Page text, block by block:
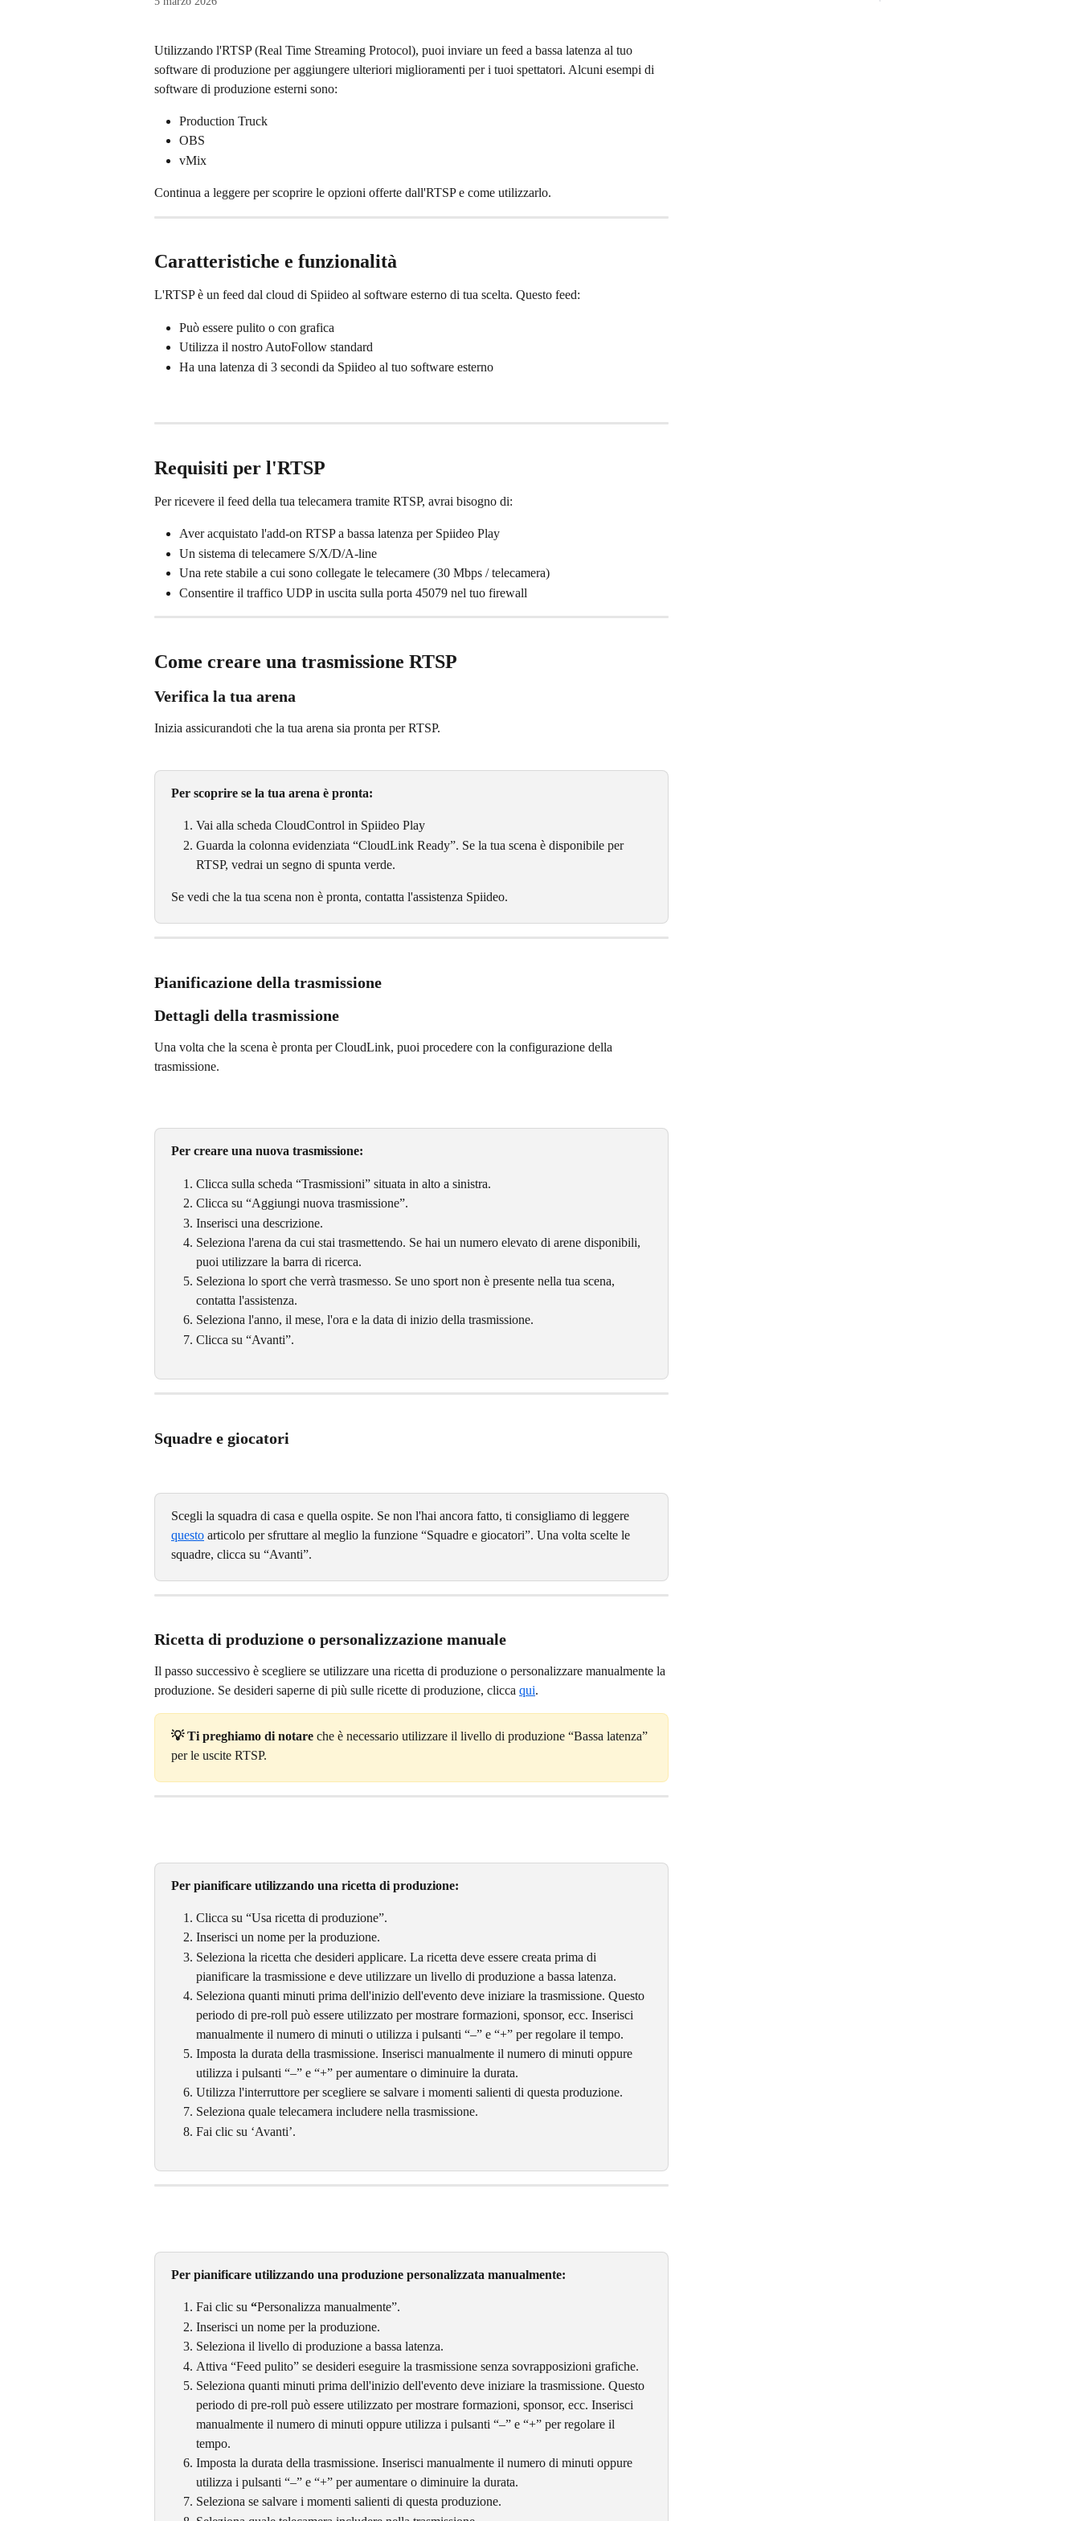
Utilizzando l'RTSP (Real Time Streaming Protocol), puoi inviare un feed a bassa latenza al tuo
software di produzione per aggiungere ulteriori miglioramenti per i tuoi spettatori. Alcuni esempi di
software di produzione esterni sono:
Production Truck
OBS
vMix
Continua a leggere per scoprire le opzioni offerte dall'RTSP e come utilizzarlo.
Caratteristiche e funzionalità
L'RTSP è un feed dal cloud di Spiideo al software esterno di tua scelta. Questo feed:
Può essere pulito o con grafica
Utilizza il nostro AutoFollow standard
Ha una latenza di 3 secondi da Spiideo al tuo software esterno
Requisiti per l'RTSP
Per ricevere il feed della tua telecamera tramite RTSP, avrai bisogno di:
Aver acquistato l'add-on RTSP a bassa latenza per Spiideo Play
Un sistema di telecamere S/X/D/A-line
Una rete stabile a cui sono collegate le telecamere (30 Mbps / telecamera)
Consentire il traffico UDP in uscita sulla porta 45079 nel tuo firewall
Come creare una trasmissione RTSP
Verifica la tua arena
Inizia assicurandoti che la tua arena sia pronta per RTSP.
Per scoprire se la tua arena è pronta:
Vai alla scheda CloudControl in Spiideo Play
Guarda la colonna evidenziata “CloudLink Ready”. Se la tua scena è disponibile per
RTSP, vedrai un segno di spunta verde.
Se vedi che la tua scena non è pronta, contatta l'assistenza Spiideo.
Pianificazione della trasmissione
Dettagli della trasmissione
Una volta che la scena è pronta per CloudLink, puoi procedere con la configurazione della
trasmissione.
Per creare una nuova trasmissione:
Clicca sulla scheda “Trasmissioni” situata in alto a sinistra.
Clicca su “Aggiungi nuova trasmissione”.
Inserisci una descrizione.
Seleziona l'arena da cui stai trasmettendo. Se hai un numero elevato di arene disponibili,
puoi utilizzare la barra di ricerca.
Seleziona lo sport che verrà trasmesso. Se uno sport non è presente nella tua scena,
contatta l'assistenza.
Seleziona l'anno, il mese, l'ora e la data di inizio della trasmissione.
Clicca su “Avanti”.
Squadre e giocatori
Scegli la squadra di casa e quella ospite. Se non l'hai ancora fatto, ti consigliamo di leggere
questo articolo per sfruttare al meglio la funzione “Squadre e giocatori”. Una volta scelte le
squadre, clicca su “Avanti”.
Ricetta di produzione o personalizzazione manuale
Il passo successivo è scegliere se utilizzare una ricetta di produzione o personalizzare manualmente la
produzione. Se desideri saperne di più sulle ricette di produzione, clicca qui.
💡 Ti preghiamo di notare che è necessario utilizzare il livello di produzione “Bassa latenza”
per le uscite RTSP.
Per pianificare utilizzando una ricetta di produzione:
Clicca su “Usa ricetta di produzione”.
Inserisci un nome per la produzione.
Seleziona la ricetta che desideri applicare. La ricetta deve essere creata prima di
pianificare la trasmissione e deve utilizzare un livello di produzione a bassa latenza.
Seleziona quanti minuti prima dell'inizio dell'evento deve iniziare la trasmissione. Questo
periodo di pre-roll può essere utilizzato per mostrare formazioni, sponsor, ecc. Inserisci
manualmente il numero di minuti o utilizza i pulsanti “–” e “+” per regolare il tempo.
Imposta la durata della trasmissione. Inserisci manualmente il numero di minuti oppure
utilizza i pulsanti “–” e “+” per aumentare o diminuire la durata.
Utilizza l'interruttore per scegliere se salvare i momenti salienti di questa produzione.
Seleziona quale telecamera includere nella trasmissione.
Fai clic su ‘Avanti’.
Per pianificare utilizzando una produzione personalizzata manualmente:
Fai clic su “Personalizza manualmente”.
Inserisci un nome per la produzione.
Seleziona il livello di produzione a bassa latenza.
Attiva “Feed pulito” se desideri eseguire la trasmissione senza sovrapposizioni grafiche.
Seleziona quanti minuti prima dell'inizio dell'evento deve iniziare la trasmissione. Questo
periodo di pre-roll può essere utilizzato per mostrare formazioni, sponsor, ecc. Inserisci
manualmente il numero di minuti oppure utilizza i pulsanti “–” e “+” per regolare il
tempo.
Imposta la durata della trasmissione. Inserisci manualmente il numero di minuti oppure
utilizza i pulsanti “–” e “+” per aumentare o diminuire la durata.
Seleziona se salvare i momenti salienti di questa produzione.